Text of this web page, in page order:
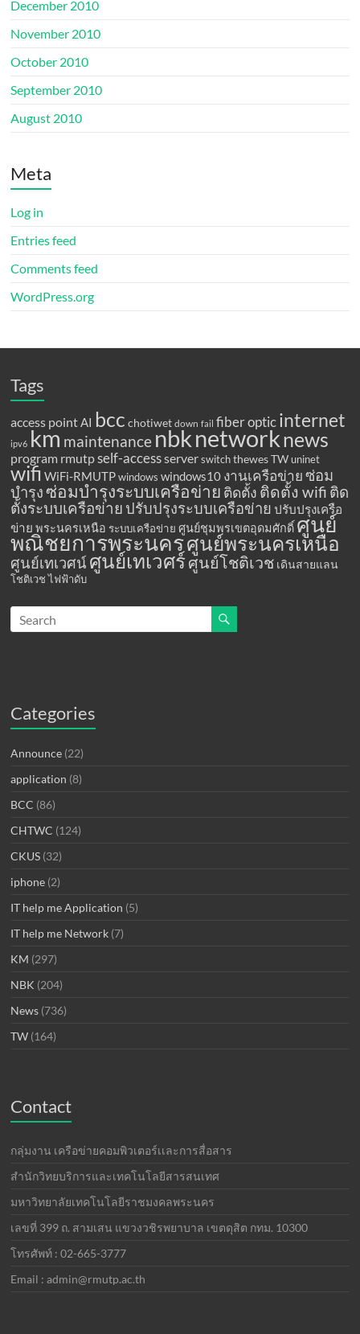
December 2010
November 2010
October 2010
September 2010
August 2010
Meta
Log in
Entries feed
Comments feed
WordPress.org
Tags
access pointAI bcc chotiwet down fail fiber opticinternet
ipv6 km maintenance nbknetworknews
program rmutpself-accessserver switch thewes TW uninet
wifi WiFi-RMUTP windows windows10 งานเครือข่าย ซ่อม
บำรุง ซ่อมบำรุงระบบเครือข่าย ติดตั้ง ติดตั้ง wifi ติด
ตั้งระบบเครือข่าย ปรับปรุงระบบเครือข่าย ปรับปรุงเครือ
ข่าย พระนครเหนือ ระบบเครือข่าย ศูนย์ชุมพรเขตอุดมศักดิ์ ศูนย์
พณิชยการพระนครศูนย์พระนครเหนือ
ศูนย์เทเวศน์ ศูนย์เทเวศร์ศูนย์โชติเวช เดินสายแลน
โชติเวช ไฟฟ้าดับ
Categories
Announce (22)
application (8)
BCC (86)
CHTWC (124)
CKUS (32)
iphone (2)
IT help me Application (5)
IT help me Network (7)
KM (297)
NBK (204)
News (736)
TW (164)
Contact
กลุ่มงาน เครือข่ายคอมพิวเตอร์เเละการสื่อสาร
สำนักวิทยบริการและเทคโนโลยีสารสนเทศ
มหาวิทยาลัยเทคโนโลยีราชมงคลพระนคร
เลขที่ 399 ถ. สามเสน แขวงวชิรพยาบาล เขตดุสิต กทม. 10300
โทรศัพท์ : 02-665-3777
Email : admin@rmutp.ac.th